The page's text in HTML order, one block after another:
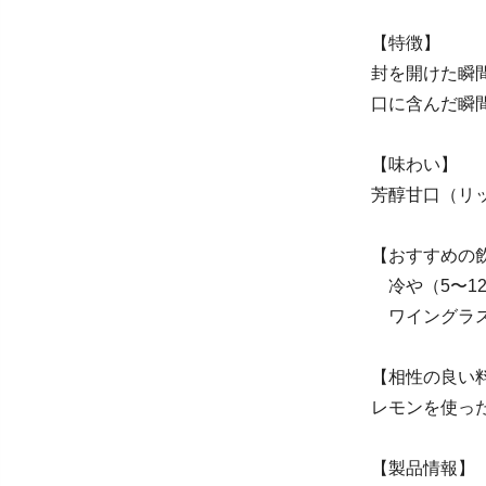
【特徴】
封を開けた瞬
口に含んだ瞬
【味わい】
芳醇甘口（リ
【おすすめの
冷や（5〜
ワイングラ
【相性の良い
レモンを使っ
【製品情報】